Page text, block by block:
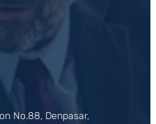
No.88, Denpasar,